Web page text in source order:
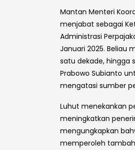
Mantan Menteri
menjabat sebagai
Administrasi
Januari 2025. Beliau
satu dekade, hingga
Prabowo Subianto
mengatasi sumber
Luhut menekankan
meningkatkan
mengungkapkan
memperoleh